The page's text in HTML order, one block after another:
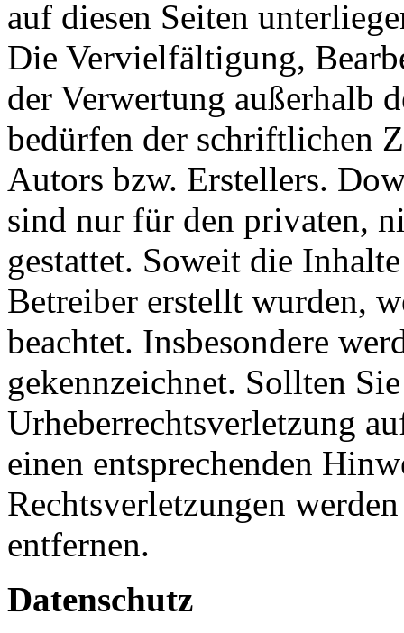
auf diesen Seiten
Die Vervielfältigung,
der Verwertung außerhalb
bedürfen der schriftlichen
Autors bzw. Erstellers.
sind nur für den privaten,
gestattet. Soweit die
Betreiber erstellt wurden,
beachtet. Insbesondere
gekennzeichnet. Sollten
Urheberrechtsverletzung
einen entsprechenden
Rechtsverletzungen
entfernen.
Datenschutz